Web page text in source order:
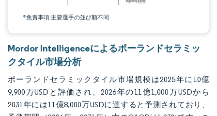
*免責事項:主要選手の並び順不同
Mordor Intelligenceによるポーランドセラミッ
クタイル市場分析
ポーランドセラミックタイル市場規模は2025年に10億
9,900万USDと評価され、2026年の11億1,000万USDから
2031年には11億8,000万USDに達すると予測されており、